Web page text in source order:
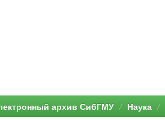
архив СибГМУ Наука